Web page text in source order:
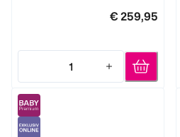
€ 259,95
1
Quantity: 1